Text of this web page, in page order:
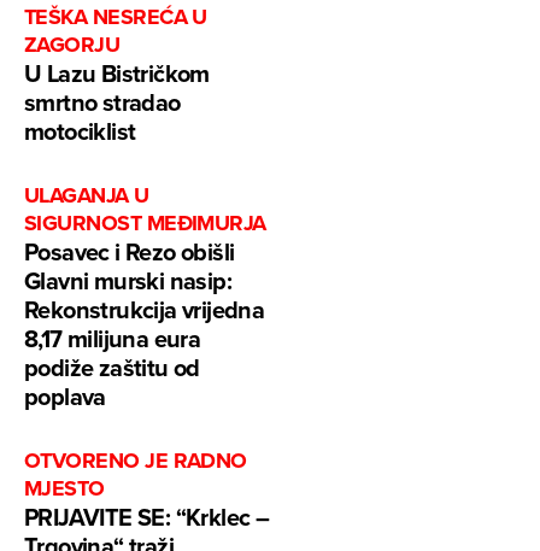
TEŠKA NESREĆA U
ZAGORJU
U Lazu Bistričkom
smrtno stradao
motociklist
ULAGANJA U
SIGURNOST MEĐIMURJA
Posavec i Rezo obišli
Glavni murski nasip:
Rekonstrukcija vrijedna
8,17 milijuna eura
podiže zaštitu od
poplava
OTVORENO JE RADNO
MJESTO
PRIJAVITE SE: “Krklec –